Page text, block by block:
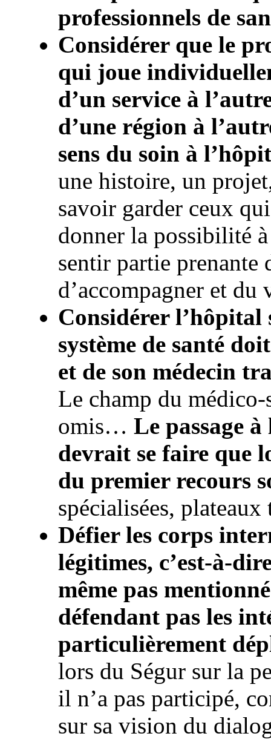
professionnels de
Considérer que le
qui joue
d’un service à
d’une région à
sens du soin à
une histoire, un
savoir garder ceux
donner la possibilité
sentir partie prenante
d’accompagner et du
Considérer l’hôpital
système de santé
et de son médecin
Le champ du
omis… Le passage
devrait se faire que
du premier recours
spécialisées,
Défier les corps
légitimes, c’est-à-
même pas
défendant pas les
particulièrement
lors du Ségur sur la
il n’a pas participé,
sur sa vision du